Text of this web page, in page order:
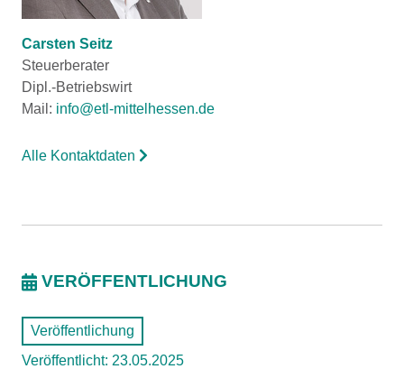
Carsten Seitz
Steuerberater
Dipl.-Betriebswirt
Mail: info@etl-mittelhessen.de
Alle Kontaktdaten
VERÖFFENTLICHUNG
Veröffentlichung
Veröffentlicht: 23.05.2025